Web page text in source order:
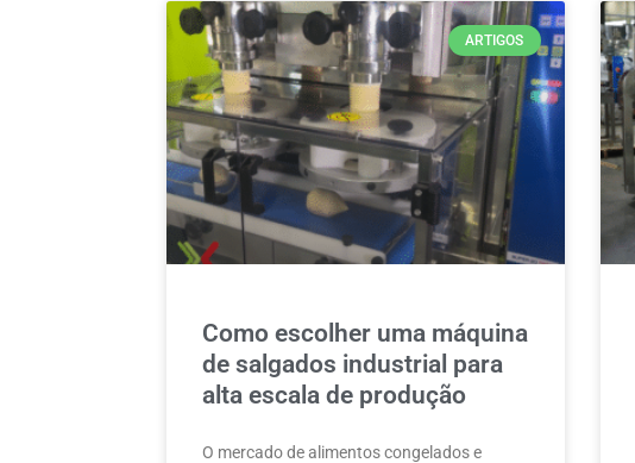
ARTIGOS
Como escolher uma máquina
de salgados industrial para
alta escala de produção
O mercado de alimentos congelados e